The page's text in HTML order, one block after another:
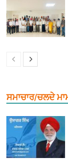
ਸਮਾਚਾਰ/ਚਲਦੇ